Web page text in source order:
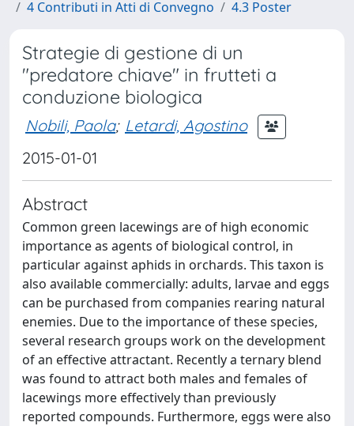
4 Contributi in Atti di Convegno
4.3 Poster
Strategie di gestione di un
"predatore chiave" in frutteti a
conduzione biologica
Nobili, Paola; Letardi, Agostino
2015-01-01
Abstract
Common green lacewings are of high economic
importance as agents of biological control, in
particular against aphids in orchards. This taxon is
also available commercially: adults, larvae and eggs
can be purchased from companies rearing natural
enemies. Due to the importance of these species,
several research groups work on the development
of an effective attractant. Recently a ternary blend
was found to attract both males and females of
lacewings more effectively than previously
reported compounds. Furthermore, eggs were also